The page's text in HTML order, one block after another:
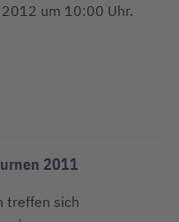
um 10:00 Uhr.
2011
treffen sich